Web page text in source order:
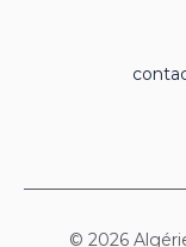
© 2026